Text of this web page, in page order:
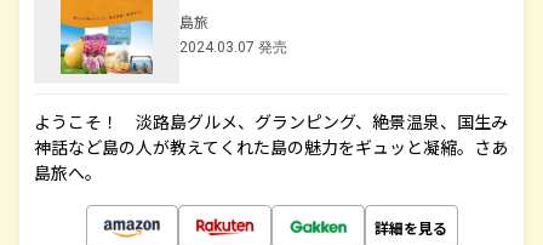
島旅
2024.03.07 発売
ようこそ！ 淡路島グルメ、グランピング、絶景温泉、国生み
神話など島の人が教えてくれた島の魅力をギュッと凝縮。さあ
島旅へ。
詳細を見る